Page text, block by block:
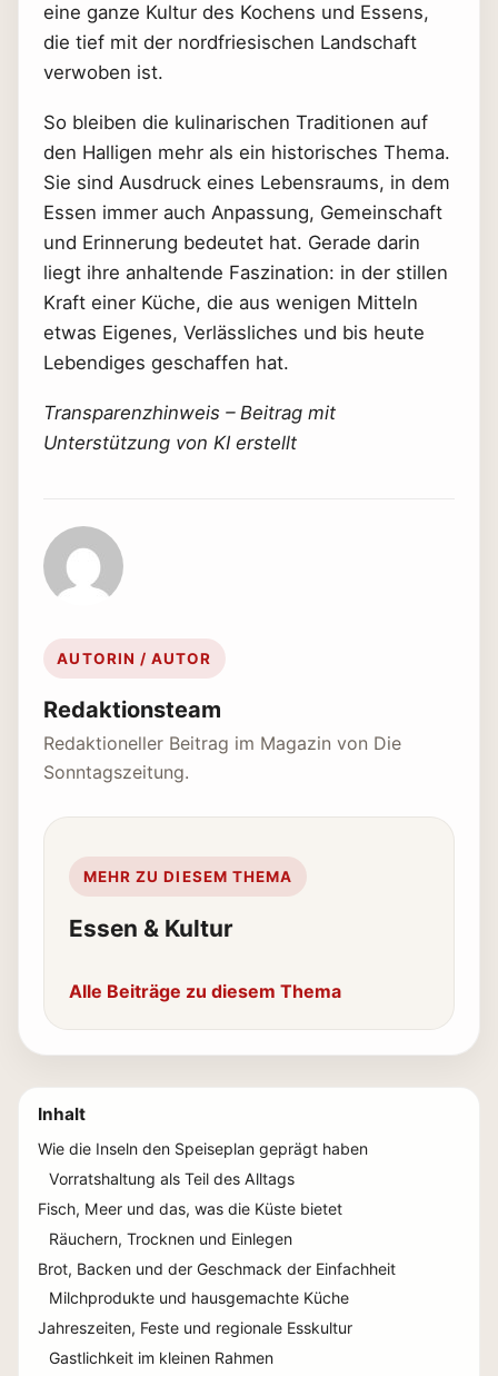
eine ganze Kultur des Kochens und Essens,
die tief mit der nordfriesischen Landschaft
verwoben ist.
So bleiben die kulinarischen Traditionen auf
den Halligen mehr als ein historisches Thema.
Sie sind Ausdruck eines Lebensraums, in dem
Essen immer auch Anpassung, Gemeinschaft
und Erinnerung bedeutet hat. Gerade darin
liegt ihre anhaltende Faszination: in der stillen
Kraft einer Küche, die aus wenigen Mitteln
etwas Eigenes, Verlässliches und bis heute
Lebendiges geschaffen hat.
Transparenzhinweis – Beitrag mit
Unterstützung von KI erstellt
AUTORIN / AUTOR
Redaktionsteam
Redaktioneller Beitrag im Magazin von Die
Sonntagszeitung.
MEHR ZU DIESEM THEMA
Essen & Kultur
Alle Beiträge zu diesem Thema
Inhalt
Wie die Inseln den Speiseplan geprägt haben
Vorratshaltung als Teil des Alltags
Fisch, Meer und das, was die Küste bietet
Räuchern, Trocknen und Einlegen
Brot, Backen und der Geschmack der Einfachheit
Milchprodukte und hausgemachte Küche
Jahreszeiten, Feste und regionale Esskultur
Gastlichkeit im kleinen Rahmen